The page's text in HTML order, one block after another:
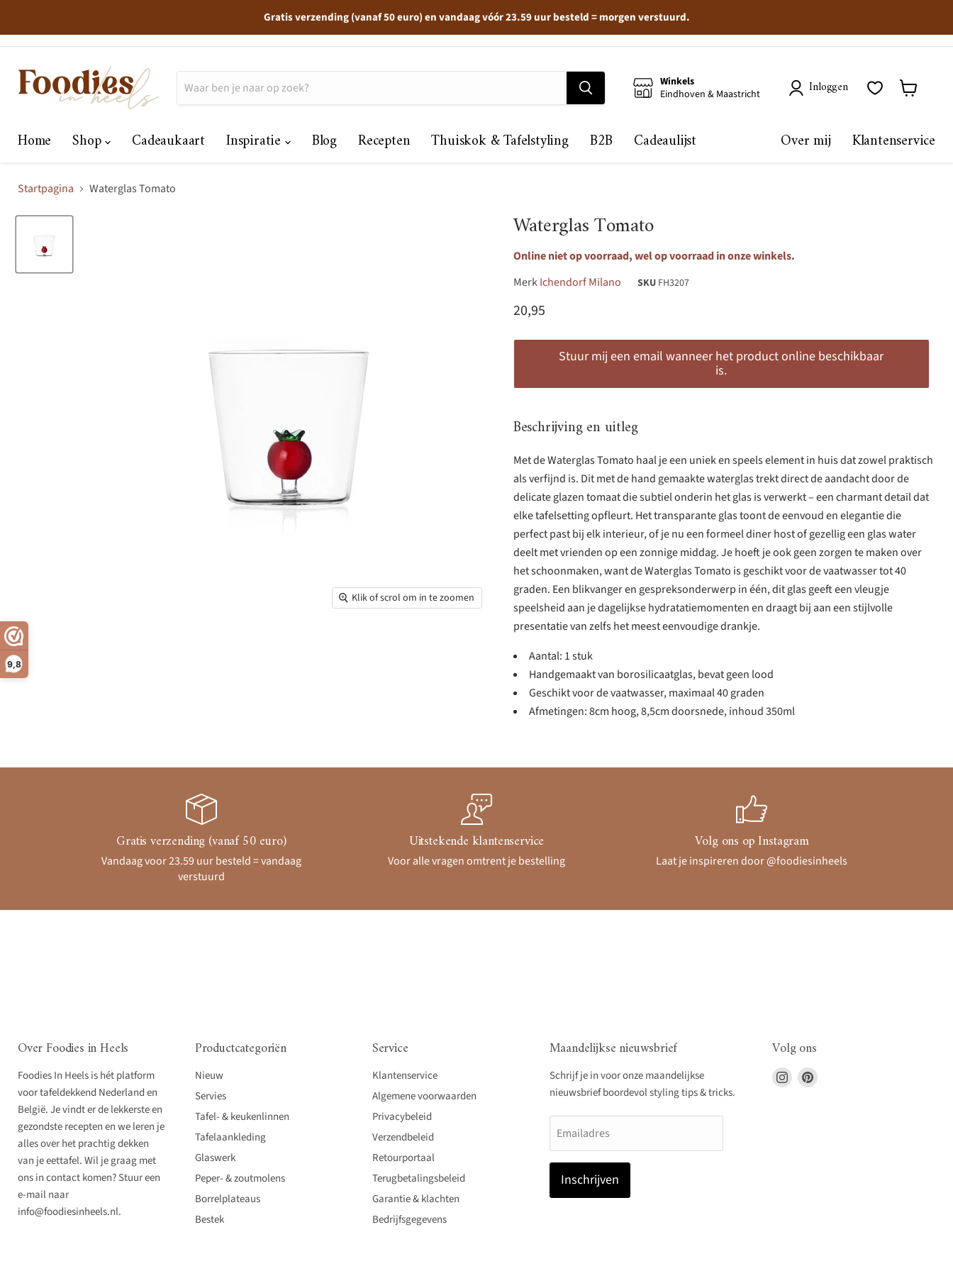
9,8
Gratis verzending (vanaf 50 euro) en vandaag vóór 23.59 uur besteld = morgen verstuurd.
Winkels
Eindhoven & Maastricht
Inloggen
Home Shop Cadeaukaart Inspiratie Blog Recepten Thuiskok & Tafelstyling B2B Cadeaulijst Over mij Klantenservice
Startpagina Waterglas Tomato
Klik of scrol om in te zoomen
Waterglas Tomato
Online niet op voorraad, wel op voorraad in onze winkels.
MerkIchendorf Milano SKU FH3207
Huidige prijs
20,95
Stuur mij een email wanneer het product online beschikbaar
is.
Beschrijving en uitleg
Met de Waterglas Tomato haal je een uniek en speels element in huis dat zowel praktisch
als verfijnd is. Dit met de hand gemaakte waterglas trekt direct de aandacht door de
delicate glazen tomaat die subtiel onderin het glas is verwerkt – een charmant detail dat
elke tafelsetting opfleurt. Het transparante glas toont de eenvoud en elegantie die
perfect past bij elk interieur, of je nu een formeel diner host of gezellig een glas water
deelt met vrienden op een zonnige middag. Je hoeft je ook geen zorgen te maken over
het schoonmaken, want de Waterglas Tomato is geschikt voor de vaatwasser tot 40
graden. Een blikvanger en gespreksonderwerp in één, dit glas geeft een vleugje
speelsheid aan je dagelijkse hydratatiemomenten en draagt bij aan een stijlvolle
presentatie van zelfs het meest eenvoudige drankje.
Aantal: 1 stuk
Handgemaakt van borosilicaatglas, bevat geen lood
Geschikt voor de vaatwasser, maximaal 40 graden
Afmetingen: 8cm hoog, 8,5cm doorsnede, inhoud 350ml
Gratis verzending (vanaf 50 euro)
Vandaag voor 23.59 uur besteld = vandaag
verstuurd
Uitstekende klantenservice
Voor alle vragen omtrent je bestelling
Volg ons op Instagram
Laat je inspireren door @foodiesinheels
Over Foodies in Heels
Foodies In Heels is hét platform
voor tafeldekkend Nederland en
België. Je vindt er de lekkerste en
gezondste recepten en we leren je
alles over het prachtig dekken
van je eettafel. Wil je graag met
ons in contact komen? Stuur een
e-mail naar
info@foodiesinheels.nl.
Productcategoriën
Nieuw
Servies
Tafel- & keukenlinnen
Tafelaankleding
Glaswerk
Peper- & zoutmolens
Borrelplateaus
Bestek
Service
Klantenservice
Algemene voorwaarden
Privacybeleid
Verzendbeleid
Retourportaal
Terugbetalingsbeleid
Garantie & klachten
Bedrijfsgegevens
Maandelijkse nieuwsbrief
Schrijf je in voor onze maandelijkse
nieuwsbrief boordevol styling tips & tricks.
Emailadres
Inschrijven
Volg ons
Vind
ons
Vind